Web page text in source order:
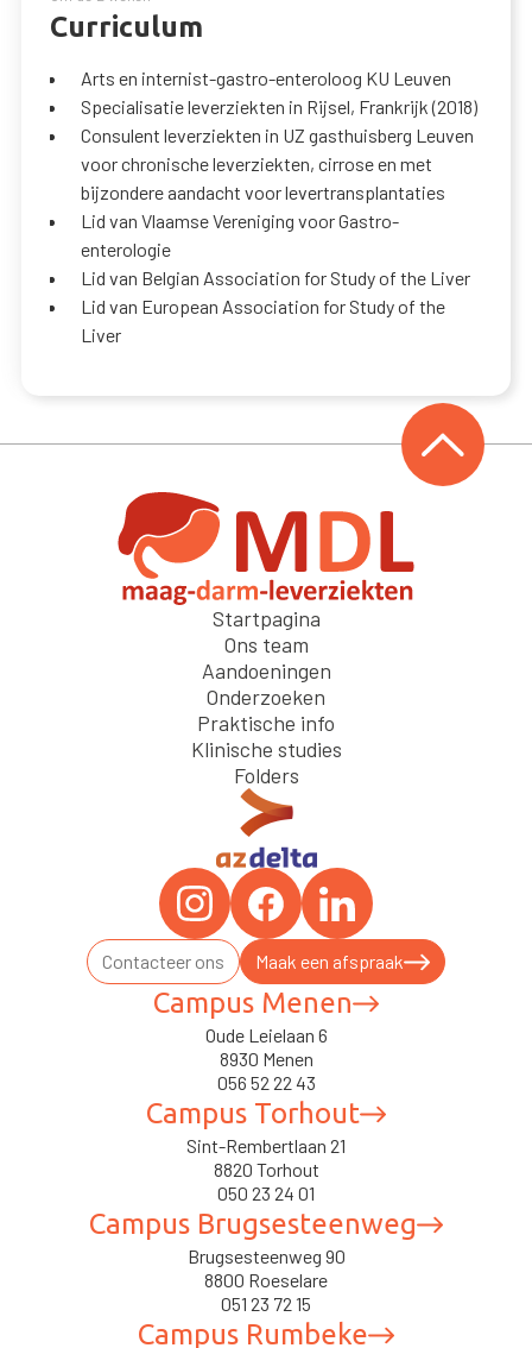
Curriculum
Arts en internist-gastro-enteroloog KU Leuven
Specialisatie leverziekten in Rijsel, Frankrijk (2018)
Consulent leverziekten in UZ gasthuisberg Leuven
voor chronische leverziekten, cirrose en met
bijzondere aandacht voor levertransplantaties
Lid van Vlaamse Vereniging voor Gastro-
enterologie
Lid van Belgian Association for Study of the Liver
Lid van European Association for Study of the
Liver
Startpagina
Ons team
Aandoeningen
Onderzoeken
Praktische info
Klinische studies
Folders
Campus Rumbeke
Campus Brugsesteenweg
Brugsesteenweg 90
8800 Roeselare
051 23 72 15
Campus Torhout
Sint-Rembertlaan 21
8820 Torhout
050 23 24 01
Campus Menen
Oude Leielaan 6
8930 Menen
056 52 22 43
Maak een afspraak
Contacteer ons